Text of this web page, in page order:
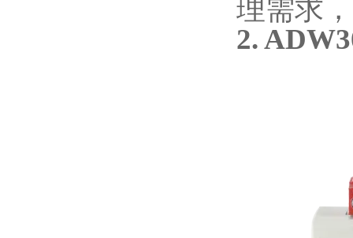
理需求
2.